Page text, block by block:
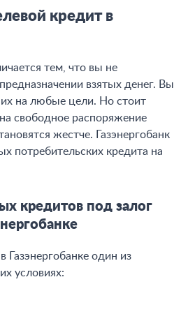
кредит в
тем, что вы не
взятых денег. Вы
на любые цели. Но стоит
свободное распоряжение
жестче. Газэнергобанк
потребительских кредита на
кредитов под залог
один из
условиях: